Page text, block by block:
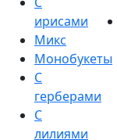
ирисами
Микс
Монобукеты
С
герберами
С
лилиями